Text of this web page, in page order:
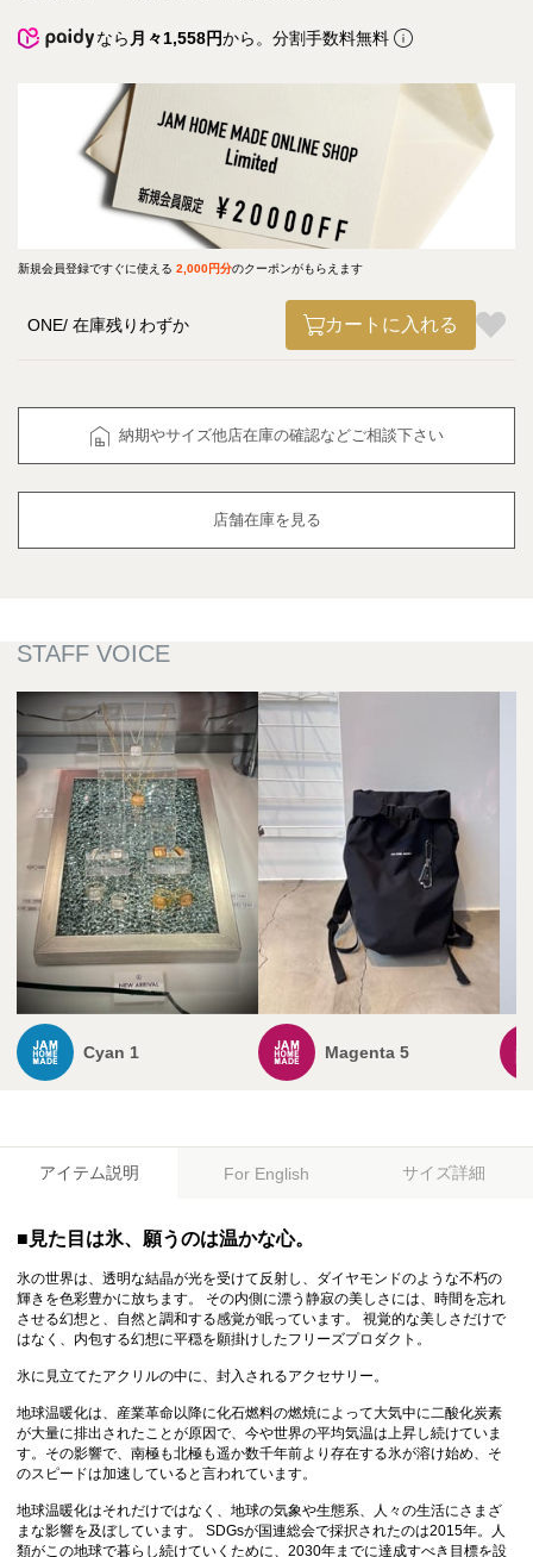
なら 月々1,558円から。分割手数料無料
新規会員登録ですぐに使える 2,000円分のクーポンがもらえます
ONE 在庫残りわずか カートに入れる
納期やサイズ他店在庫の確認などご相談下さい
店舗在庫を見る
Cyan 1 Magenta 5
アイテム説明 For English サイズ詳細
■見た目は氷、願うのは温かな心。
氷の世界は、透明な結晶が光を受けて反射し、ダイヤモンドのような不朽の
輝きを色彩豊かに放ちます。 その内側に漂う静寂の美しさには、時間を忘れ
させる幻想と、自然と調和する感覚が眠っています。 視覚的な美しさだけで
はなく、内包する幻想に平穏を願掛けしたフリーズプロダクト。
氷に見立てたアクリルの中に、封入されるアクセサリー。
地球温暖化は、産業革命以降に化石燃料の燃焼によって大気中に二酸化炭素
が大量に排出されたことが原因で、今や世界の平均気温は上昇し続けていま
す。その影響で、南極も北極も遥か数千年前より存在する氷が溶け始め、そ
のスピードは加速していると言われています。
地球温暖化はそれだけではなく、地球の気象や生態系、人々の生活にさまざ
まな影響を及ぼしています。 SDGsが国連総会で採択されたのは2015年。人
類がこの地球で暮らし続けていくために、2030年までに達成すべき目標を設